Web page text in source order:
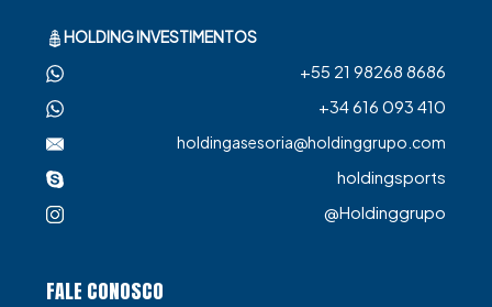
HOLDING INVESTIMENTOS
+55 21 98268 8686
+34 616 093 410
holdingasesoria@holdinggrupo.com
holdingsports
@Holdinggrupo
FALE CONOSCO